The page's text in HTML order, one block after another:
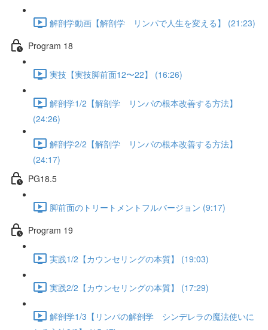
解剖学動画【解剖学 リンパで人生を変える】 (21:23)
Program 18
実技【実技脚前面12〜22】 (16:26)
解剖学1/2【解剖学 リンパの根本改善する方法】
(24:26)
解剖学2/2【解剖学 リンパの根本改善する方法】
(24:17)
PG18.5
脚前面のトリートメントフルバージョン (9:17)
Program 19
実践1/2【カウンセリングの本質】 (19:03)
実践2/2【カウンセリングの本質】 (17:29)
解剖学1/3【リンパの解剖学 シンデレラの魔法使いに